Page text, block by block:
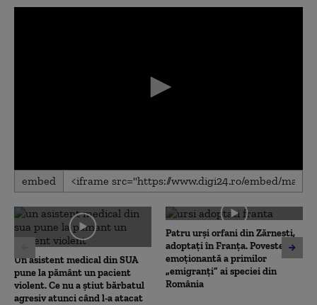
0
seconds
0
seconds
embed
Un asistent medical din SUA
pune la pământ un pacient
violent. Ce nu a știut bărbatul
agresiv atunci când l-a atacat
Patru urși orfani din Zărnești,
adoptați în Franța. Povestea
emoționantă a primilor
„emigranți” ai speciei din
România